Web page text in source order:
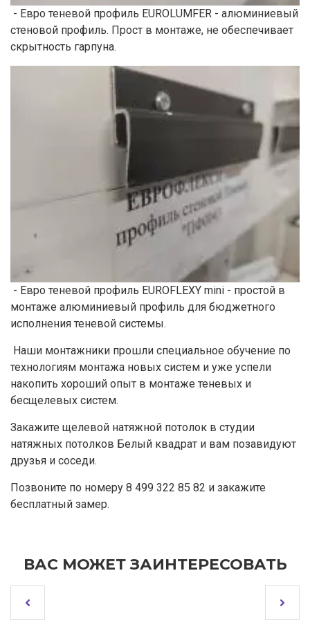
- Евро теневой профиль EUROLUMFER - алюминиевый
стеновой профиль. Прост в монтаже, не обеспечивает
скрытность гарпуна.
- Евро теневой профиль EUROFLEXY mini - простой в
монтаже алюминиевый профиль для бюджетного
исполнения теневой системы.
Наши монтажники прошли специальное обучение по
технологиям монтажа новых систем и уже успели
накопить хороший опыт в монтаже теневых и
бесщелевых систем.
Закажите щелевой натяжной потолок в студии
натяжных потолков Белый квадрат и вам позавидуют
друзья и соседи.
Позвоните по номеру 8 499 322 85 82 и закажите
бесплатный замер.
ВАС МОЖЕТ ЗАИНТЕРЕСОВАТЬ